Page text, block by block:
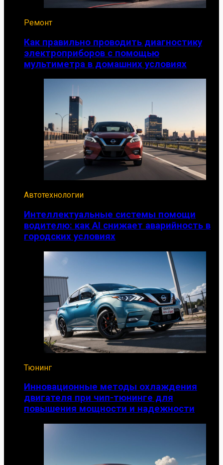
Ремонт
Как правильно проводить диагностику
электроприборов с помощью
мультиметра в домашних условиях
Автотехнологии
Интеллектуальные системы помощи
водителю: как AI снижает аварийность в
городских условиях
Тюнинг
Инновационные методы охлаждения
двигателя при чип-тюнинге для
повышения мощности и надежности